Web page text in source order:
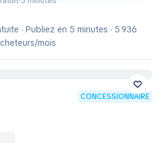
· Publiez en 5 minutes · 5 936
mois
CONCESSIONNAIRE